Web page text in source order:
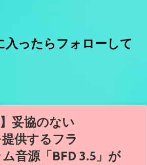
入ったらフォローして
妥協のない
供するフラ
音源「BFD 3.5」が